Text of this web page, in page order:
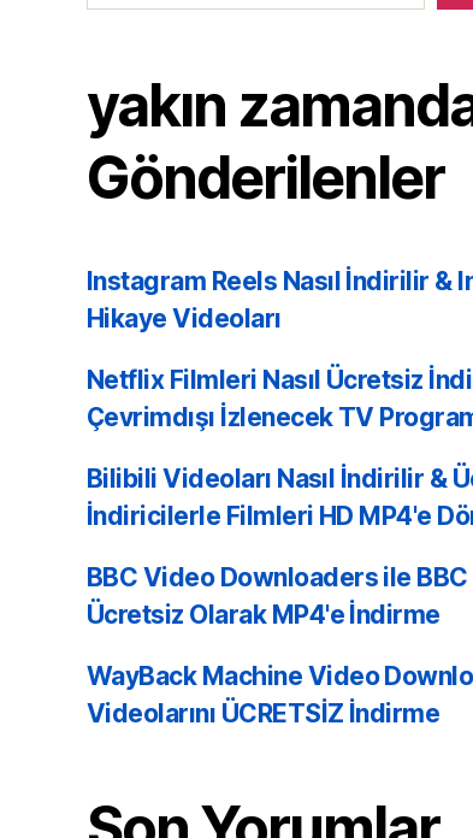
yakın
Gönderilenler
Instagram Reels Nasıl İndirilir &
Hikaye Videoları
Netflix Filmleri Nasıl Ücretsiz
Çevrimdışı İzlenecek TV
Bilibili Videoları Nasıl İndirilir &
İndiricilerle Filmleri HD MP4'e
BBC Video Downloaders ile BBC
Ücretsiz Olarak MP4'e İndirme
WayBack Machine Video
Videolarını ÜCRETSİZ İndirme